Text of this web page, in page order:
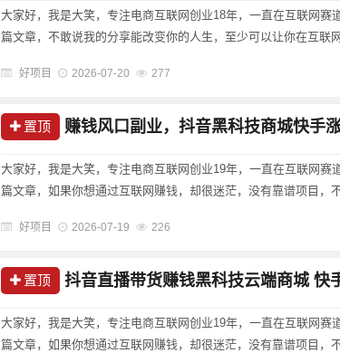
大家好，我是大笑，专注电商互联网创业18年，一直在互联网赛
篇文章，不敢说我的分享能改变你的人生，至少可以让你在互联
好项目 2026-07-20 277
置顶 赚钱风口副业，抖音黑科技商城快手涨粉丝挂铁软
大家好，我是大笑，专注电商互联网创业19年，一直在互联网赛
篇文章，如果你想通过互联网赚钱，却很迷茫，没有靠谱项目，
好项目 2026-07-19 226
置顶 抖音直播带货赚钱黑科技云端商城 快手视频号挂铁涨粉
大家好，我是大笑，专注电商互联网创业19年，一直在互联网赛
篇文章，如果你想通过互联网赚钱，却很迷茫，没有靠谱项目，